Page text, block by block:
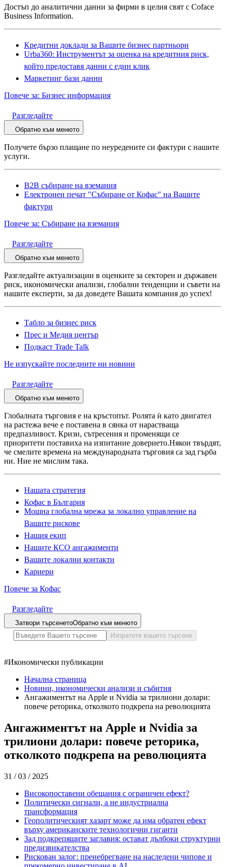
Достъп до аналитични данни за фирми в целия свят с Coface
Business Information.
Кредитни доклади за Вашите бизнес партньори
Urba360: Инструментът за оценка на кредитния риск,
който предоставя данни с един клик
Маркетинг бази данни
Повече за: Бизнес информация
Разгледайте
Обратно към менюто
Получете бързо плащане по неуредените си фактури с нашите
услуги.
B2B събиране на вземания
Електронен печат "Събиране от Кофас" на Вашите
фактури
Повече за: Събиране на вземания
Разгледайте
Обратно към менюто
Разгледайте актуализации в оценките за секторен и държавен
риск, икономически анализи, глобални тенденции и съвети на
нашите експерти, за да доведете Вашата компания до успех!
Табло за бизнес риск
Прес и Медия център
Подкаст Trade Talk
Не изпускайте последните ни новини
Разгледайте
Обратно към менюто
Глобалната търговия е на кръстопът. Ролята ѝ като двигател
на растежа вече е поставена в сянка от нарастваща
предпазливост. Кризи, сътресения и променящи се
приоритети поставиха на изпитание доверието.Някои твърдят,
че смелите времена на международната търговия са зад гърба
ни. Ние не мислим така.
Нашата стратегия
Кофас в България
Мощна глобална мрежа за локално управление на
Вашите рискове
Нашия екип
Нашите КСО ангажименти
Вашите локални контакти
Кариери
Повече за Кофас
Разгледайте
Затвори търсенетоОбратно към менюто
Изпратете вашето търсене
#Икономически публикации
Начална страница
Новини, икономически анализи и събития
Ангажиментът на Apple и Nvidia за трилиони долари:
повече реторика, отколкото подкрепа на революцията
Ангажиментът на Apple и Nvidia за
трилиони долари: повече реторика,
отколкото подкрепа на революцията
31 / 03 / 2025
Високопоставени обещания с ограничен ефект?
Политически сигнали, а не индустриална
трансформация
Геополитическият хазарт може да има обратен ефект
върху американските технологични гиганти
Зад подкрепящите заглавия: остават дълбоки структурни
предизвикателства
Рискован залог: пренебрегване на наследени чипове и